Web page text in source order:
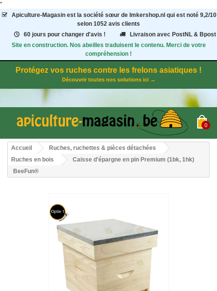
"
Apiculture-Magasinest la société sœur de Imkershop.nl qui est noté 9,2/10
selon 1052 avis clients
60 jours pour changer d'avis !
Livraison avec PostNL & Bpost
Site en construction. Nos abeilles traduisent le contenu. Merci de votre
compréhension !
Protégez vos ruches contre les frelons asiatiques !
Découvrir toutes nos solutions ici →
0
Accueil
Ruches, ruchettes & pièces détachées
Ruches en bois
Caisse d'épargne en pin Premium (1bk, 1hk)
BeeFun®